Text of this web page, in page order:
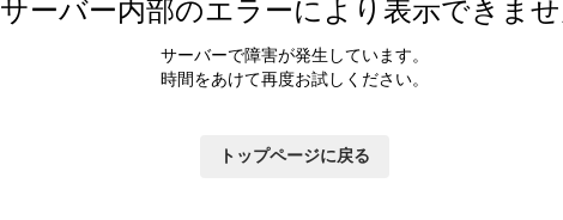
サーバー内部のエラーにより表示できま
サーバーで障害が発生しています。
時間をあけて再度お試しください。
トップページに戻る